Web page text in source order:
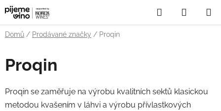
Přejít
na
obsah
Hledat
KOŠÍK
Domů / Prodávané značky / Proqin
Proqin
Proqin se zaměřuje na výrobu kvalitních sektů klasickou
metodou kvašením v láhvi a výrobu přívlastkových